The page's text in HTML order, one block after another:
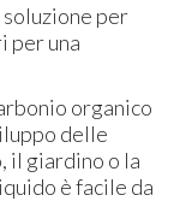
per
per una
organico
delle
il giardino o la
è facile da